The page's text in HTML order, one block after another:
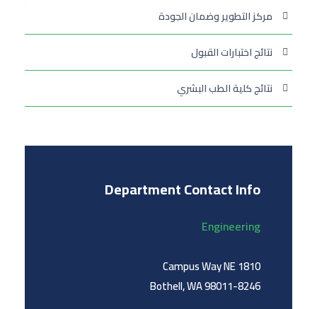
مركز التطوير وضمان الجودة
نتائج اختبارات القبول
نتائج كلية الطب البشري
Department Contact Info
Engineering
1810 Campus Way NE
Bothell, WA 98011-8246